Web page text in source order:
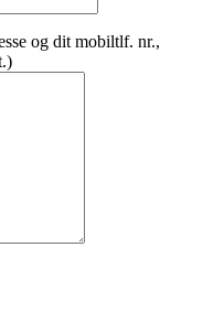
og dit mobiltlf. nr.,